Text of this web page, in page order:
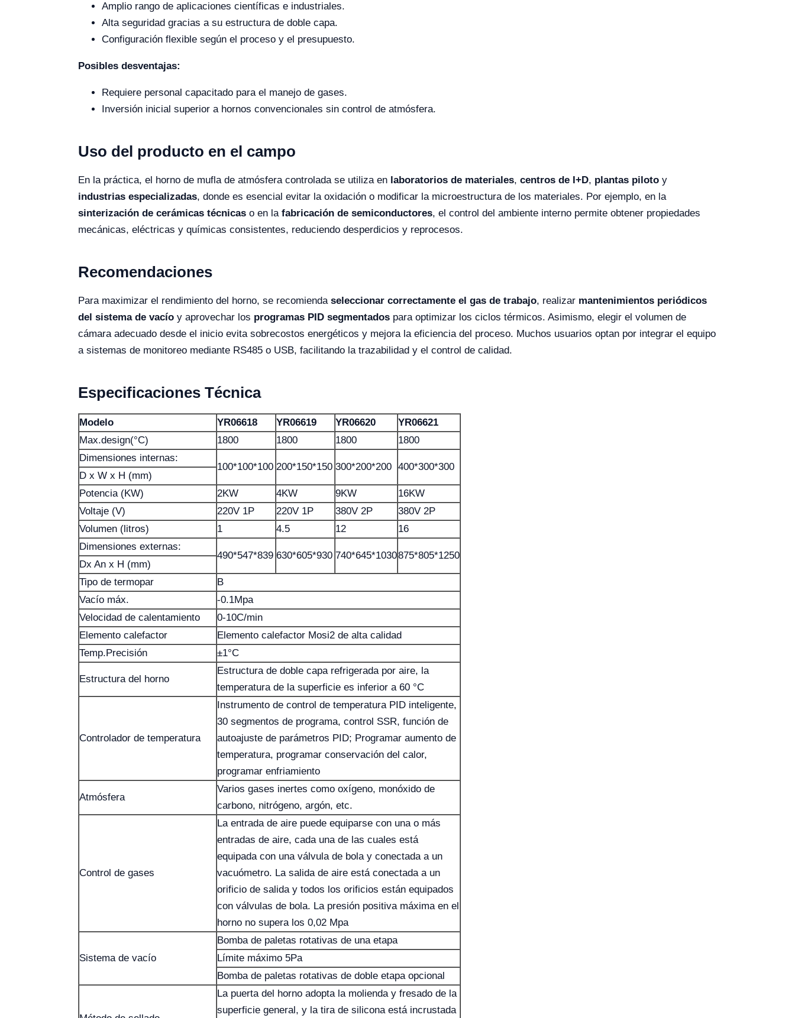
Amplio rango de aplicaciones científicas e industriales.
Alta seguridad gracias a su estructura de doble capa.
Configuración flexible según el proceso y el presupuesto.
Posibles desventajas:
Requiere personal capacitado para el manejo de gases.
Inversión inicial superior a hornos convencionales sin control de atmósfera.
Uso del producto en el campo
En la práctica, el horno de mufla de atmósfera controlada se utiliza en laboratorios de materiales, centros de I+D, plantas piloto y
industrias especializadas, donde es esencial evitar la oxidación o modificar la microestructura de los materiales. Por ejemplo, en la
sinterización de cerámicas técnicas o en la fabricación de semiconductores, el control del ambiente interno permite obtener propiedades
mecánicas, eléctricas y químicas consistentes, reduciendo desperdicios y reprocesos.
Recomendaciones
Para maximizar el rendimiento del horno, se recomienda seleccionar correctamente el gas de trabajo, realizar mantenimientos periódicos
del sistema de vacío y aprovechar los programas PID segmentados para optimizar los ciclos térmicos. Asimismo, elegir el volumen de
cámara adecuado desde el inicio evita sobrecostos energéticos y mejora la eficiencia del proceso. Muchos usuarios optan por integrar el equipo
a sistemas de monitoreo mediante RS485 o USB, facilitando la trazabilidad y el control de calidad.
Especificaciones Técnica
Modelo YR06618 YR06619 YR06620
YR06621
Max.design(°C)
1800 1800 1800
1800
Dimensiones internas:
100*100*100 200*150*150 300*200*200 400*300*300
D x W x H (mm)
Potencia (KW)
2KW 4KW 9KW
16KW
Voltaje (V)
220V 1P 220V 1P 380V 2P
380V 2P
Volumen (litros)
1 4.5 12
16
Dimensiones externas:
490*547*839 630*605*930 740*645*1030875*805*1250
Dx An x H (mm)
Tipo de termopar
B
Vacío máx.
-0.1Mpa
Velocidad de calentamiento
0-10C/min
Elemento calefactor
Elemento calefactor Mosi2 de alta calidad
Temp.Precisión
±1°C
Estructura del horno
Estructura de doble capa refrigerada por aire, la
temperatura de la superficie es inferior a 60 °C
Controlador de temperatura
Instrumento de control de temperatura PID inteligente,
30 segmentos de programa, control SSR, función de
autoajuste de parámetros PID; Programar aumento de
temperatura, programar conservación del calor,
programar enfriamiento
Atmósfera
Varios gases inertes como oxígeno, monóxido de
carbono, nitrógeno, argón, etc.
Control de gases
La entrada de aire puede equiparse con una o más
entradas de aire, cada una de las cuales está
equipada con una válvula de bola y conectada a un
vacuómetro. La salida de aire está conectada a un
orificio de salida y todos los orificios están equipados
con válvulas de bola. La presión positiva máxima en el
horno no supera los 0,02 Mpa
Sistema de vacío
Bomba de paletas rotativas de una etapa
Límite máximo 5Pa
Bomba de paletas rotativas de doble etapa opcional
La puerta del horno adopta la molienda y fresado de la
superficie general, y la tira de silicona está incrustada